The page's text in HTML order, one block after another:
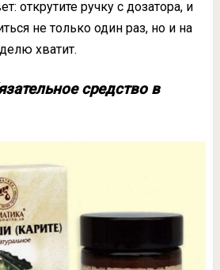
открутите ручку с дозатора, и
не только один раз, но и на
хватит.
средство в